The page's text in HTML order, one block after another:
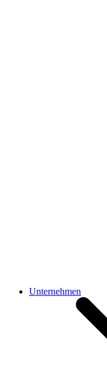
Unternehmen